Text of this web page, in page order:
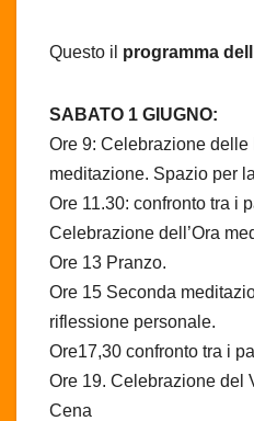
Questo il programma
SABATO 1 GIUGNO:
Ore 9: Celebrazione delle
meditazione. Spazio per
Ore 11.30: confronto tra i
Celebrazione dell’Ora
Ore 13 Pranzo.
Ore 15 Seconda
riflessione personale.
Ore17,30 confronto tra i
Ore 19. Celebrazione del
Cena